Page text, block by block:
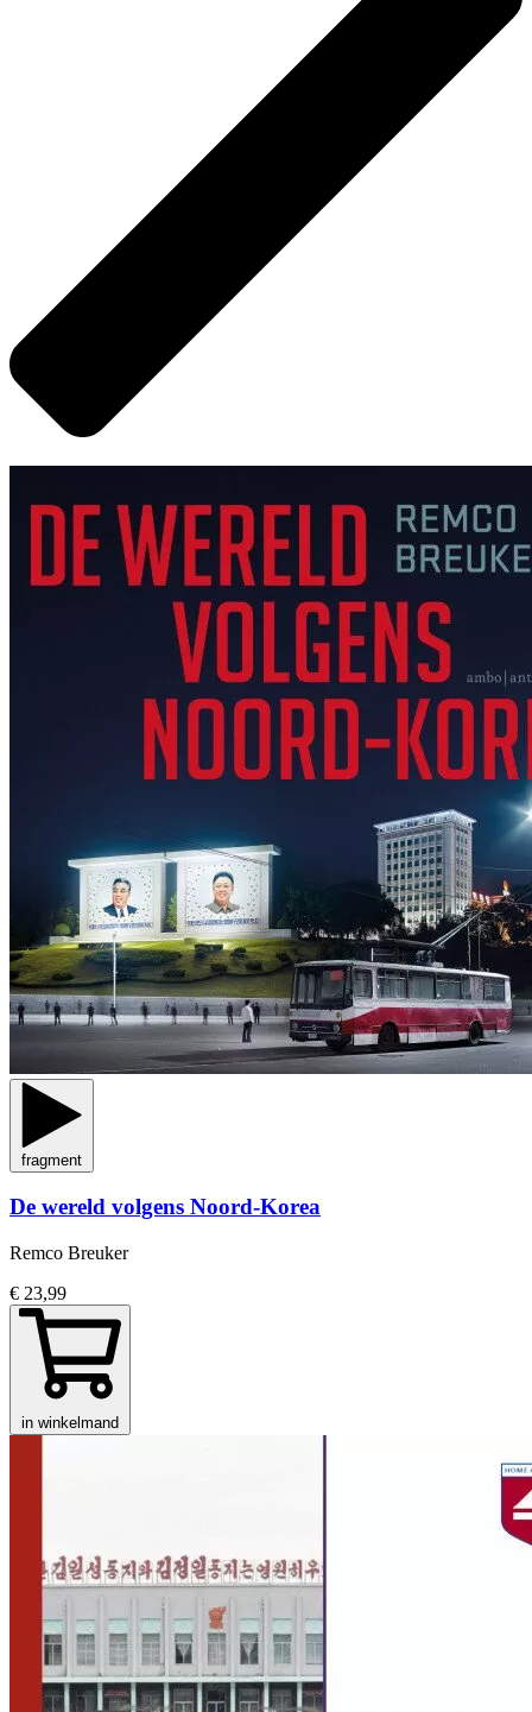
fragment
De wereld volgens Noord-Korea
Remco Breuker
€ 23,99
in winkelmand